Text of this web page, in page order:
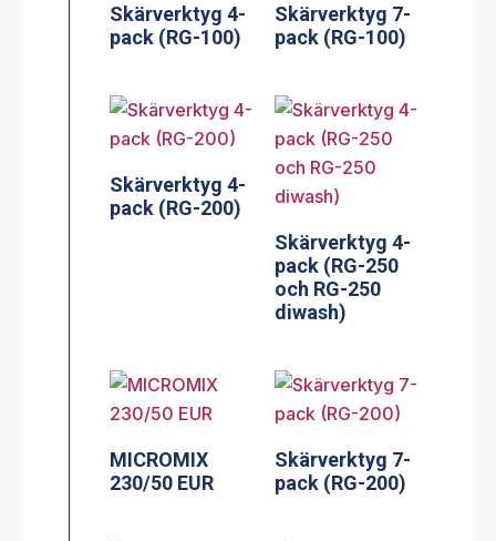
Skärverktyg 4-
pack (RG-100)
Skärverktyg 7-
pack (RG-100)
Skärverktyg 4-
pack (RG-200)
Skärverktyg 4-
pack (RG-250
och RG-250
diwash)
MICROMIX
230/50 EUR
Skärverktyg 7-
pack (RG-200)